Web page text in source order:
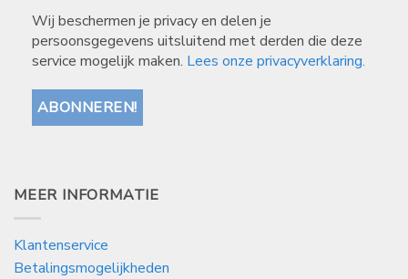
Wij beschermen je privacy en delen je
persoonsgegevens uitsluitend met derden die deze
service mogelijk maken. Lees onze privacyverklaring.
MEER INFORMATIE
Klantenservice
Betalingsmogelijkheden